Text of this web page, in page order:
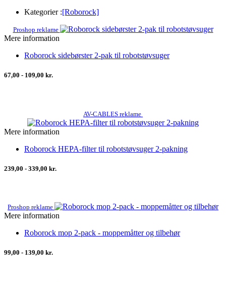
Kategorier :[Roborock]
Proshop reklame
Mere information
Roborock sidebørster 2-pak til robotstøvsuger
67,00 - 109,00 kr.
AV-CABLES reklame
Mere information
Roborock HEPA-filter til robotstøvsuger 2-pakning
239,00 - 339,00 kr.
Proshop reklame
Mere information
Roborock mop 2-pack - moppemåtter og tilbehør
99,00 - 139,00 kr.